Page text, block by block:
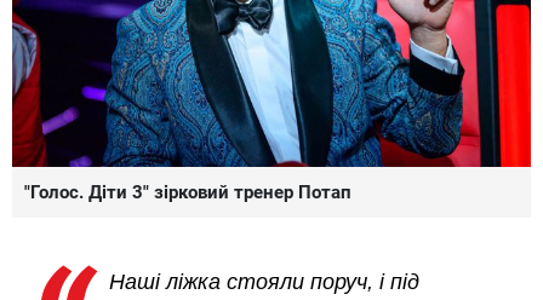
"Голос. Діти 3" зірковий тренер Потап
Наші ліжка стояли поруч, і під